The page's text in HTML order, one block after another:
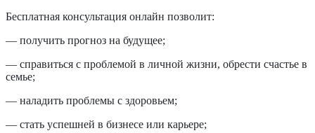
Бесплатная консультация онлайн позволит:
— получить прогноз на будущее;
— справиться с проблемой в личной жизни, обрести счастье в
семье;
— наладить проблемы с здоровьем;
— стать успешней в бизнесе или карьере;